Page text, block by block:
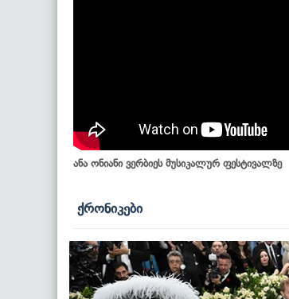
ანა ონიანი ვერბიეს მუსიკალურ ფესტივალზე
ქრონიკები